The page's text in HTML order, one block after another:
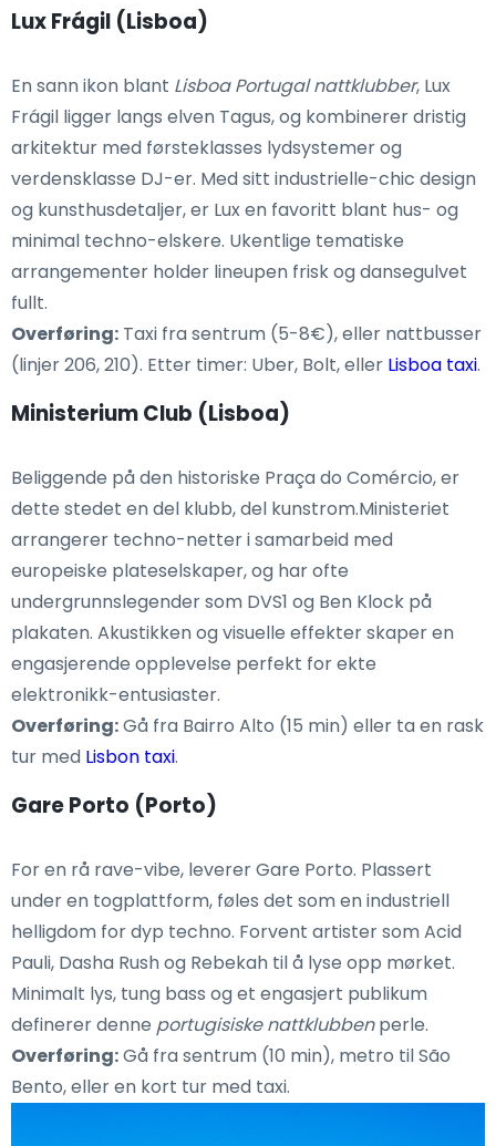
Lux Frágil (Lisboa)
En sann ikon blant Lisboa Portugal nattklubber, Lux
Frágil ligger langs elven Tagus, og kombinerer dristig
arkitektur med førsteklasses lydsystemer og
verdensklasse DJ-er. Med sitt industrielle-chic design
og kunsthusdetaljer, er Lux en favoritt blant hus- og
minimal techno-elskere. Ukentlige tematiske
arrangementer holder lineupen frisk og dansegulvet
fullt.
Overføring: Taxi fra sentrum (5-8€), eller nattbusser
(linjer 206, 210). Etter timer: Uber, Bolt, eller Lisboa taxi.
Ministerium Club (Lisboa)
Beliggende på den historiske Praça do Comércio, er
dette stedet en del klubb, del kunstrom.Ministeriet
arrangerer techno-netter i samarbeid med
europeiske plateselskaper, og har ofte
undergrunnslegender som DVS1 og Ben Klock på
plakaten. Akustikken og visuelle effekter skaper en
engasjerende opplevelse perfekt for ekte
elektronikk-entusiaster.
Overføring:Gå fra Bairro Alto (15 min) eller ta en rask
tur med Lisbon taxi.
Gare Porto (Porto)
For en rå rave-vibe, leverer Gare Porto. Plassert
under en togplattform, føles det som en industriell
helligdom for dyp techno. Forvent artister som Acid
Pauli, Dasha Rush og Rebekah til å lyse opp mørket.
Minimalt lys, tung bass og et engasjert publikum
definerer denne portugisiske nattklubbenperle.
Overføring:Gå fra sentrum (10 min), metro til São
Bento, eller en kort tur med taxi.